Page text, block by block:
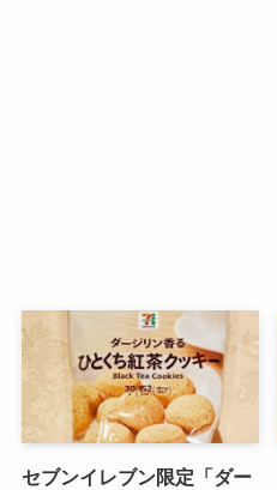
セブンイレブン限定「ダー